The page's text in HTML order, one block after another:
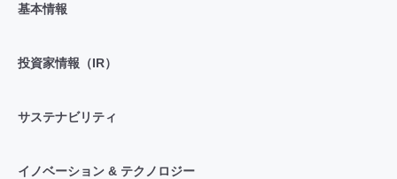
基本情報
投資家情報（IR）
サステナビリティ
イノベーション & テクノロジー